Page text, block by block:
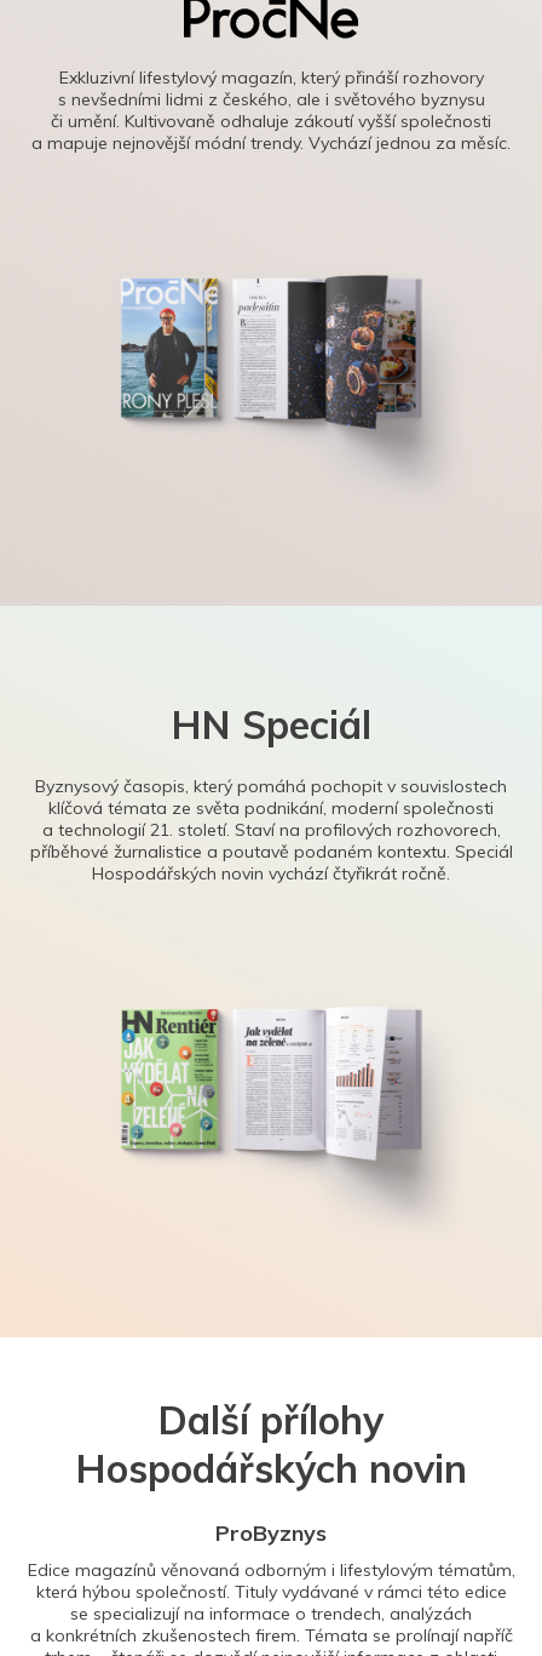
Exkluzivní lifestylový magazín, který přináší rozhovory
s nevšedními lidmi z českého, ale i světového byznysu
či umění. Kultivovaně odhaluje zákoutí vyšší společnosti
a mapuje nejnovější módní trendy. Vychází jednou za měsíc.
HN Speciál
Byznysový časopis, který pomáhá pochopit v souvislostech
klíčová témata ze světa podnikání, moderní společnosti
a technologií 21. století. Staví na profilových rozhovorech,
příběhové žurnalistice a poutavě podaném kontextu. Speciál
Hospodářských novin vychází čtyřikrát ročně.
Další přílohy
Hospodářských novin
ProByznys
Edice magazínů věnovaná odborným i lifestylovým tématům,
která hýbou společností. Tituly vydávané v rámci této edice
se specializují na informace o trendech, analýzách
a konkrétních zkušenostech firem. Témata se prolínají napříč